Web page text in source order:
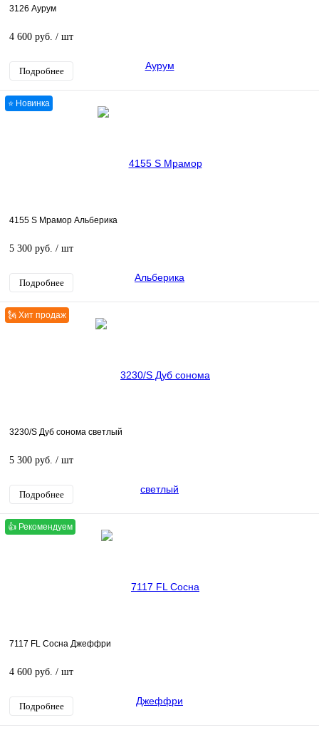
3126 Аурум
4 600 руб. / шт
Подробнее
⭐ Новинка
4155 S Мрамор Альберика
5 300 руб. / шт
Подробнее
🗽 Хит продаж
3230/S Дуб сонома светлый
5 300 руб. / шт
Подробнее
👍 Рекомендуем
7117 FL Сосна Джеффри
4 600 руб. / шт
Подробнее